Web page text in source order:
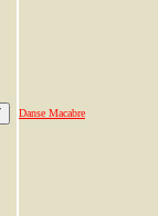
Danse Macabre